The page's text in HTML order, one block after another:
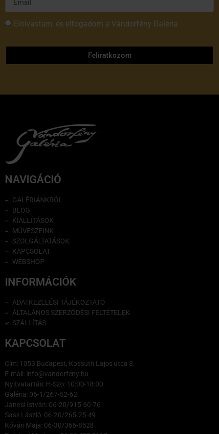
Elolvastam, és elfogadom a Vándorfény Galéria
Feliratkozom
NAVIGÁCIÓ
GALÉRIÁNKRÓL
BLOG
KIÁLLÍTÁSOK
MŰVÉSZEINK
SZOLGÁLTATÁSOK
KAPCSOLAT
WEBSHOP
INFORMÁCIÓK
ADATKEZELÉSI TÁJÉKOZTATÓ
ÁLTALÁNOS SZERZŐDÉSI FELTÉTELEK
SZÁLLÍTÁS
KAPCSOLAT
Cím: 1053 Budapest, Kossuth Lajos utca 3.
E-mail: info@vandorfeny.hu
Nyitvatartás: H-Szo: 10:00-18:00
Galéria: 06-1/267-52-62
Jánosi István: 06-20/915-60-76
Sass László: 06-20/265-25-49
Kővári Maja: 06-30/366-8528